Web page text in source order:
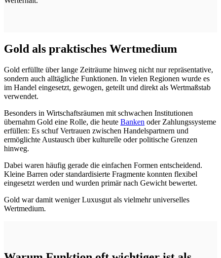
Gold als praktisches Wertmedium
Gold erfüllte über lange Zeiträume hinweg nicht nur repräsentative,
sondern auch alltägliche Funktionen. In vielen Regionen wurde es
im Handel eingesetzt, gewogen, geteilt und direkt als Wertmaßstab
verwendet.
Besonders in Wirtschaftsräumen mit schwachen Institutionen
übernahm Gold eine Rolle, die heute Banken oder Zahlungssysteme
erfüllen: Es schuf Vertrauen zwischen Handelspartnern und
ermöglichte Austausch über kulturelle oder politische Grenzen
hinweg.
Dabei waren häufig gerade die einfachen Formen entscheidend.
Kleine Barren oder standardisierte Fragmente konnten flexibel
eingesetzt werden und wurden primär nach Gewicht bewertet.
Gold war damit weniger Luxusgut als vielmehr universelles
Wertmedium.